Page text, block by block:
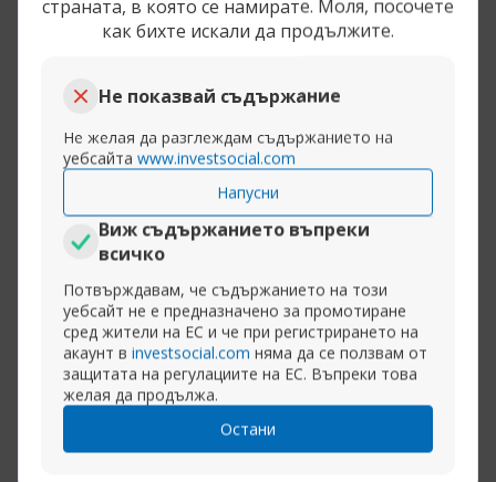
страната, в която се намирате. Моля, посочете
как бихте искали да продължите.
Не показвай съдържание
Не желая да разглеждам съдържанието на
уебсайта www.investsocial.com
Напусни
Виж съдържанието въпреки
всичко
Потвърждавам, че съдържанието на този
уебсайт не е предназначено за промотиране
сред жители на ЕС и че при регистрирането на
акаунт в investsocial.com няма да се ползвам от
защитата на регулациите на ЕС. Въпреки това
желая да продължа.
Остани
в случая е просто хайп. То като цяло когато
говорим за крипто, не виждам кой, който
идеята и приложението и капацитета би
инвестирал сериозно и холдвал койни. С
доста такива съм говорил и всеки на който
зададеш въпроса за капацитет,
волатилност и приложени просто мълчи,
иначе "това е бъдещето" (иронично)
Разширяване на публикацията
(2)
14-06-2021, 16:09
Emil Enchev